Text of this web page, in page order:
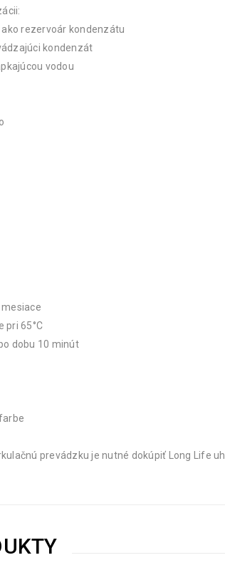
rezervoár kondenzátu
kondenzát
vodou
pri 65°C
dobu 10 minút
prevádzku je nutné dokúpiť Long Life